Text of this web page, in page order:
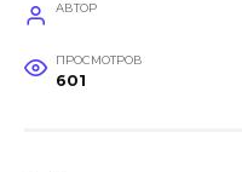
АВТОР
ПРОСМОТРОВ
601